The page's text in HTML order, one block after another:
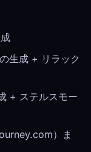
生成 + リラック
+ ステルスモー
）ま